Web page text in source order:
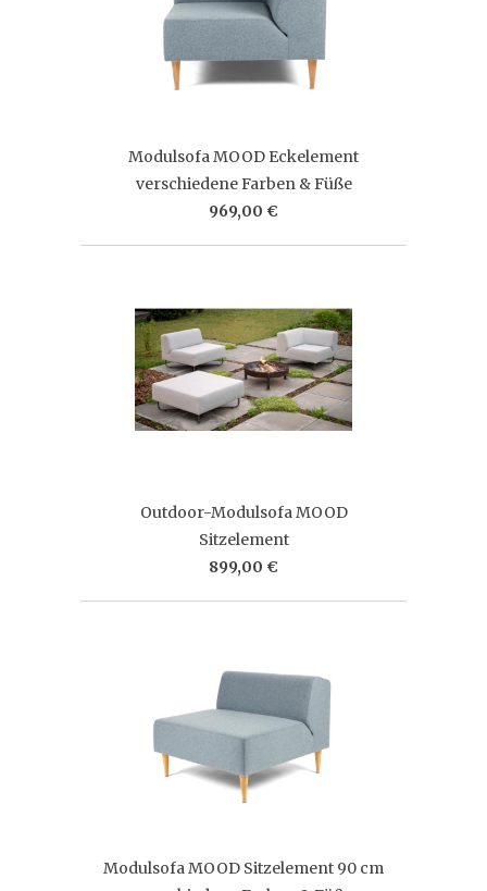
Modulsofa MOOD Eckelement
verschiedene Farben & Füße
969,00 €
Outdoor-Modulsofa MOOD
Sitzelement
899,00 €
Modulsofa MOOD Sitzelement 90 cm